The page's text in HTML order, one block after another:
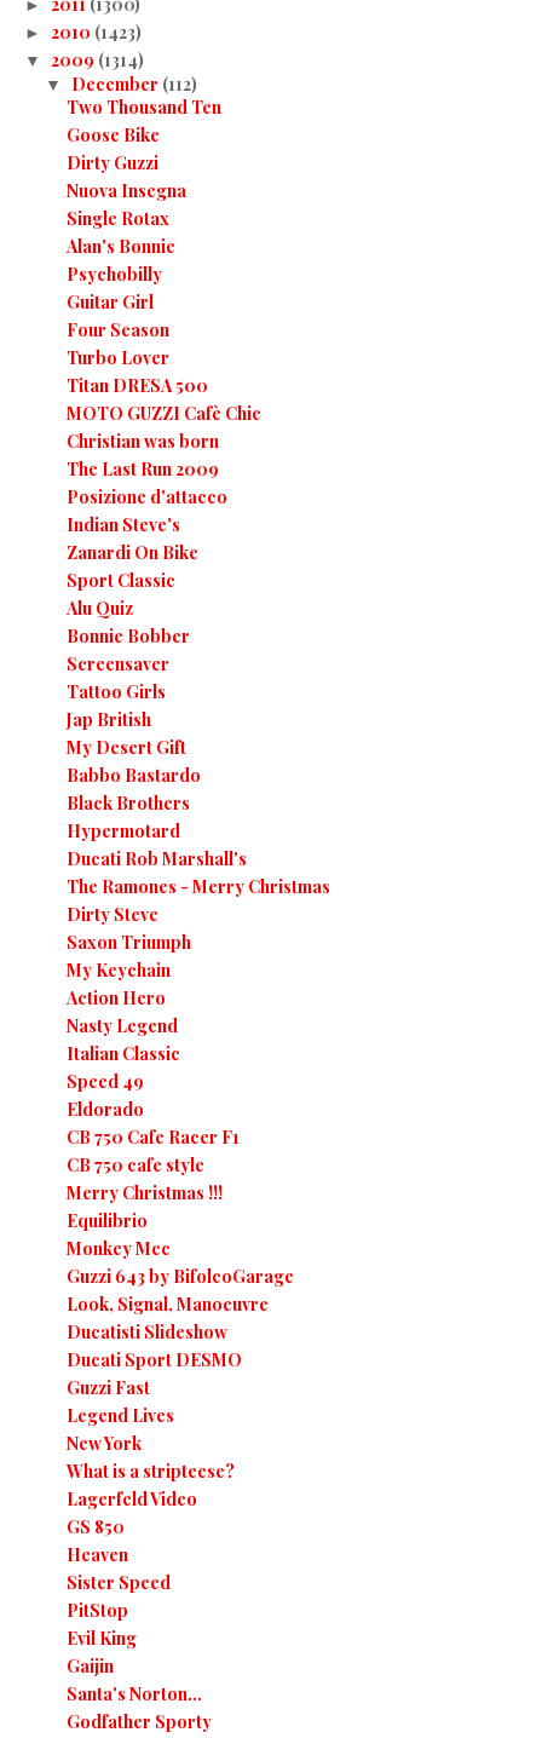
► 2011 (1300)
► 2010 (1423)
▼ 2009 (1314)
▼ December (112)
Two Thousand Ten
Goose Bike
Dirty Guzzi
Nuova Insegna
Single Rotax
Alan's Bonnie
Psychobilly
Guitar Girl
Four Season
Turbo Lover
Titan DRESA 500
MOTO GUZZI Cafè Chic
Christian was born
The Last Run 2009
Posizione d'attacco
Indian Steve's
Zanardi On Bike
Sport Classic
Alu Quiz
Bonnie Bobber
Screensaver
Tattoo Girls
Jap British
My Desert Gift
Babbo Bastardo
Black Brothers
Hypermotard
Ducati Rob Marshall's
The Ramones - Merry Christmas
Dirty Steve
Saxon Triumph
My Keychain
Action Hero
Nasty Legend
Italian Classic
Speed 49
Eldorado
CB 750 Cafe Racer F1
CB 750 cafe style
Merry Christmas !!!
Equilibrio
Monkey Mec
Guzzi 643 by BifolcoGarage
Look, Signal, Manoeuvre
Ducatisti Slideshow
Ducati Sport DESMO
Guzzi Fast
Legend Lives
New York
What is a stripteese?
Lagerfeld Video
GS 850
Heaven
Sister Speed
PitStop
Evil King
Gaijin
Santa's Norton...
Godfather Sporty